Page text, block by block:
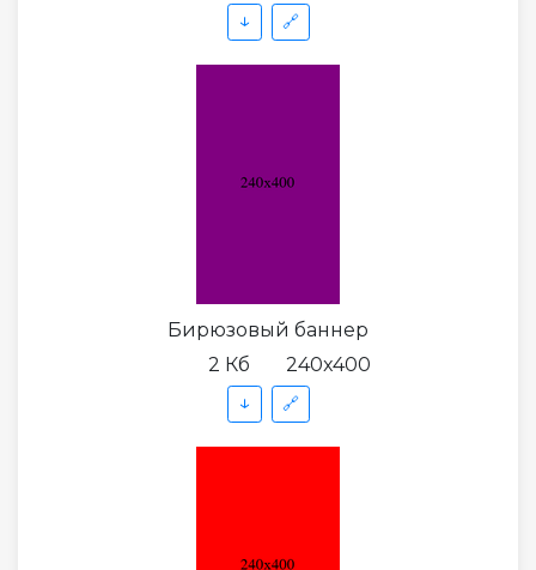
↓ 🔗
Бирюзовый баннер
2 Кб
240x400
↓ 🔗